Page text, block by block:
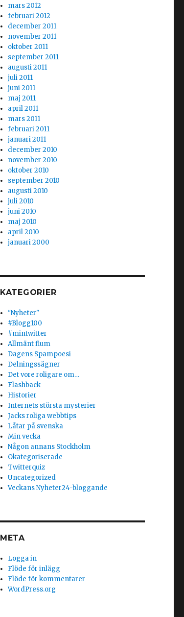
mars 2012
februari 2012
december 2011
november 2011
oktober 2011
september 2011
augusti 2011
juli 2011
juni 2011
maj 2011
april 2011
mars 2011
februari 2011
januari 2011
december 2010
november 2010
oktober 2010
september 2010
augusti 2010
juli 2010
juni 2010
maj 2010
april 2010
januari 2000
KATEGORIER
"Nyheter"
#Blogg100
#mintwitter
Allmänt flum
Dagens Spampoesi
Delningssägner
Det vore roligare om…
Flashback
Historier
Internets största mysterier
Jacks roliga webbtips
Låtar på svenska
Min vecka
Någon annans Stockholm
Okategoriserade
Twitterquiz
Uncategorized
Veckans Nyheter24-bloggande
META
Logga in
Flöde för inlägg
Flöde för kommentarer
WordPress.org